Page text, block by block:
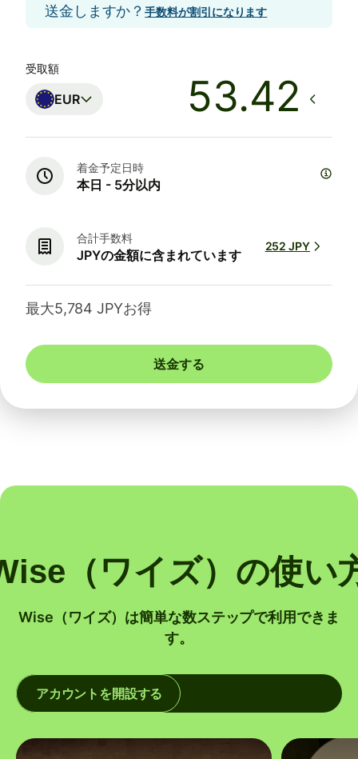
送金しますか？手数料が割引になります
受取額
EUR
着金予定日時
本日 - 5分以内
合計手数料
JPYの金額に含まれています
252 JPY
最大5,784 JPYお得
送金する
（ワイズ）の使い
Wise（ワイズ）は簡単な数ステップで利用できま
す。
アカウントを開設する